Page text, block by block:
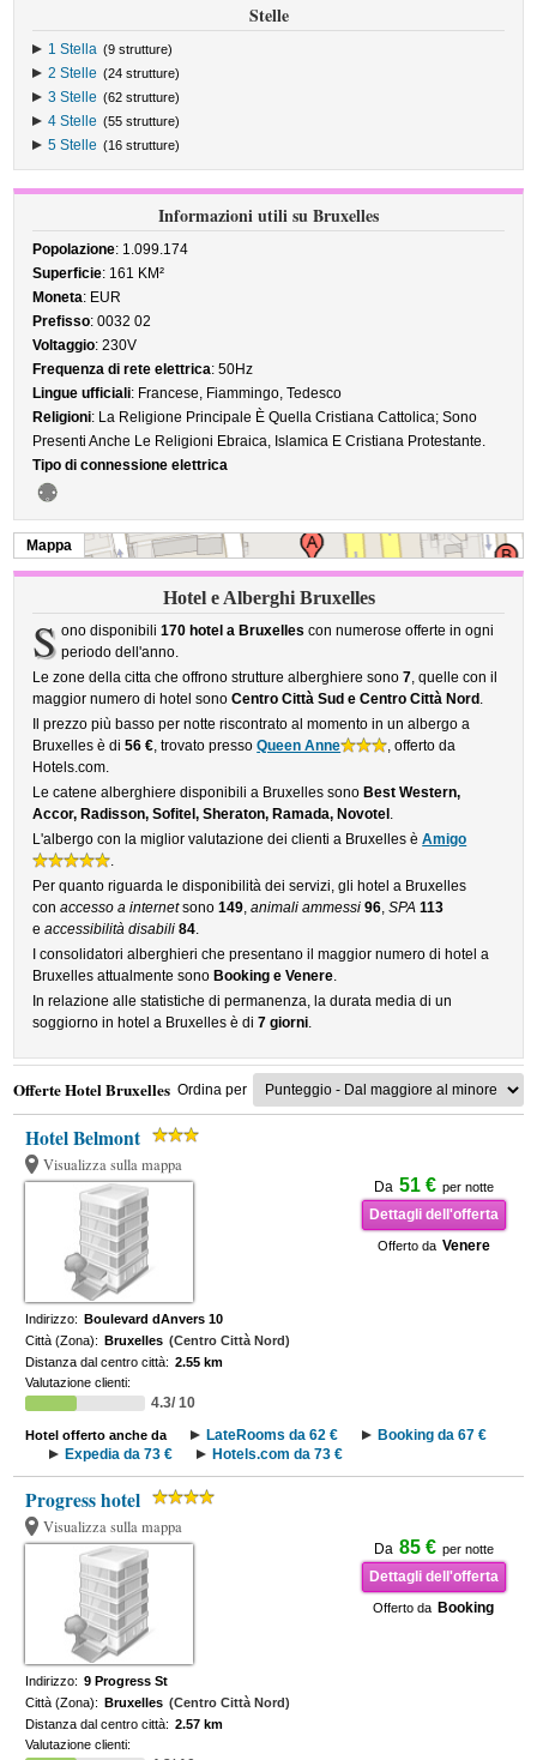
Stelle
1 Stella (9 strutture)
2 Stelle (24 strutture)
3 Stelle (62 strutture)
4 Stelle (55 strutture)
5 Stelle (16 strutture)
Informazioni utili su Bruxelles
Popolazione: 1.099.174
Superficie: 161 KM²
Moneta: EUR
Prefisso: 0032 02
Voltaggio: 230V
Frequenza di rete elettrica: 50Hz
Lingue ufficiali: Francese, Fiammingo, Tedesco
Religioni: La Religione Principale È Quella Cristiana Cattolica; Sono
Presenti Anche Le Religioni Ebraica, Islamica E Cristiana Protestante.
Tipo di connessione elettrica
Mappa
Hotel e Alberghi Bruxelles
S ono disponibili 170 hotel a Bruxelles con numerose offerte in ogni
periodo dell'anno.
Le zone della citta che offrono strutture alberghiere sono7, quelle con il
maggior numero di hotel sonoCentro Città Sud e Centro Città Nord .
Il prezzo più basso per notte riscontrato al momento in un albergo a
Bruxelles è di56 €, trovato pressoQueen Anne
, offerto da
Hotels.com.
Le catene alberghiere disponibili a Bruxelles sono Best Western,
Accor, Radisson, Sofitel, Sheraton, Ramada, Novotel .
L'albergo con la miglior valutazione dei clienti a Bruxelles èAmigo
.
Per quanto riguarda le disponibilità dei servizi, gli hotel a Bruxelles
conaccesso a internetsono149,animali ammessi 96,SPA 113
eaccessibilità disabili 84.
I consolidatori alberghieri che presentano il maggior numero di hotel a
Bruxelles attualmente sono Booking e Venere.
In relazione alle statistiche di permanenza, la durata media di un
soggiorno in hotel a Bruxelles è di7 giorni.
Offerte Hotel Bruxelles Ordina per
Hotel Belmont
Visualizza sulla mappa
Da 51 € per notte
Dettagli dell'offerta
Offerto da Venere
Indirizzo: Boulevard dAnvers 10
Città (Zona): Bruxelles (Centro Città Nord)
Distanza dal centro città: 2.55 km
Valutazione clienti:
4.3/ 10
Hotel offerto anche da LateRooms da 62 €
Booking da 67 €
Expedia da 73 €
Hotels.com da 73 €
Progress hotel
Visualizza sulla mappa
Da 85 € per notte
Dettagli dell'offerta
Offerto da Booking
Indirizzo: 9 Progress St
Città (Zona): Bruxelles (Centro Città Nord)
Distanza dal centro città: 2.57 km
Valutazione clienti: